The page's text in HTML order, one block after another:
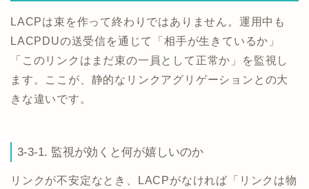
LACPは束を作って終わりではありません。運用中も
LACPDUの送受信を通じて「相手が生きているか」
「このリンクはまだ束の一員として正常か」を監視し
ます。ここが、静的なリンクアグリゲーションとの大
きな違いです。
3-3-1. 監視が効くと何が嬉しいのか
リンクが不安定なとき、LACPがなければ「リンクは物